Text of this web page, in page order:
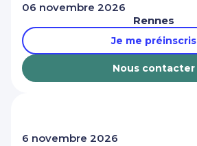
06 novembre 2026
Rennes
Je me préinscris
Nous contacter
6 novembre 2026